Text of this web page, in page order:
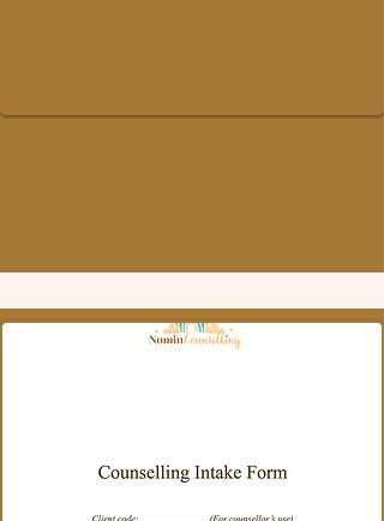
Counselling intake form and